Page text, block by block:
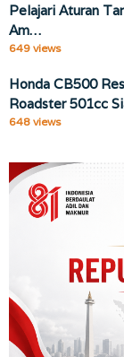
Pelajari Aturan
Am…
649 views
Honda CB500
Roadster 501cc
648 views